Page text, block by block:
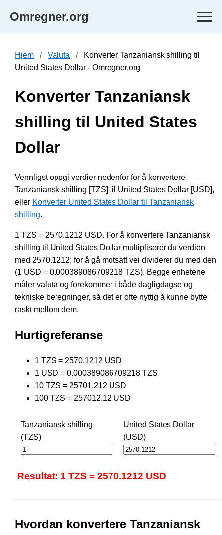
Omregner.org
Hjem Valuta
Konverter Tanzaniansk shilling til
United States Dollar - Omregner.org
Konverter Tanzaniansk
shilling til United States
Dollar
Vennligst oppgi verdier nedenfor for å konvertere
Tanzaniansk shilling [TZS] til United States Dollar [USD],
eller Konverter United States Dollar til Tanzaniansk
shilling.
1 TZS = 2570.1212 USD. For å konvertere Tanzaniansk
shilling til United States Dollar multipliserer du verdien
med 2570.1212; for å gå motsatt vei dividerer du med den
(1 USD = 0.000389086709218 TZS). Begge enhetene
måler valuta og forekommer i både dagligdagse og
tekniske beregninger, så det er ofte nyttig å kunne bytte
raskt mellom dem.
Hurtigreferanse
1 TZS = 2570.1212 USD
1 USD = 0.000389086709218 TZS
10 TZS = 25701.212 USD
100 TZS = 257012.12 USD
Tanzaniansk shilling
(TZS)
United States Dollar
(USD)
Resultat: 1 TZS = 2570.1212 USD
Hvordan konvertere Tanzaniansk